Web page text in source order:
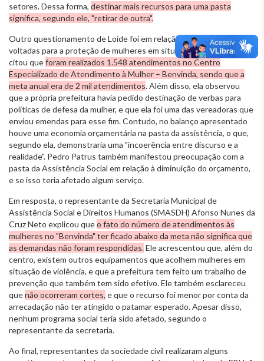
setores. Dessa forma, destinar mais recursos para uma pasta
significa, segundo ele, "retirar de outra".
Outro questionamento de Loíde foi em relação às políticas
voltadas para a proteção de mulheres em situação de violência. Ela
citou queforam realizados 1.548 atendimentos no Centro
Especializado de Atendimento à Mulher – Benvinda, sendo que a
meta anual era de 2 mil atendimentos. Além disso, ela observou
que a própria prefeitura havia pedido destinação de verbas para
políticas de defesa da mulher, e que ela foi uma das vereadoras que
enviou emendas para esse fim. Contudo, no balanço apresentado
houve uma economia orçamentária na pasta da assistência, o que,
segundo ela, demonstraria uma "incoerência entre discurso e a
realidade". Pedro Patrus também manifestou preocupação com a
pasta da Assistência Social em relação à diminuição do orçamento,
e se isso teria afetado algum serviço.
Em resposta, o representante da Secretaria Municipal de
Assistência Social e Direitos Humanos (SMASDH) Afonso Nunes da
Cruz Neto explicou queo fato do número de atendimentos às
mulheres no "Benvinda" ter ficado abaixo da meta não significa que
as demandas não foram respondidas.Ele acrescentou que, além do
centro, existem outros equipamentos que acolhem mulheres em
situação de violência, e que a prefeitura tem feito um trabalho de
prevenção que também tem sido efetivo. Ele também esclareceu
quenão ocorreram cortes, e que o recurso foi menor por conta da
arrecadação não ter atingido o patamar esperado. Apesar disso,
nenhum programa social teria sido afetado, segundo o
representante da secretaria.
Ao final, representantes da sociedade civil realizaram alguns